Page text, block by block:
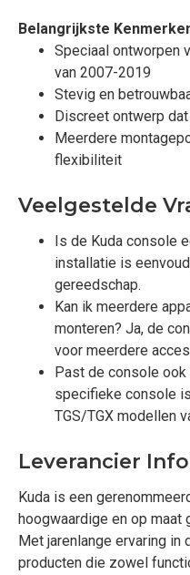
Belangrijkste
Speciaal ontworpen
van 2007-2019
Stevig en
Discreet ontwerp
Meerdere
flexibiliteit
Veelgestelde
Is de Kuda console
installatie is
gereedschap.
Kan ik meerdere
monteren? Ja, de
voor meerdere
Past de console ook
specifieke console
TGS/TGX modellen
Leverancier
Kuda is een
hoogwaardige en op maat
Met jarenlange ervaring in
producten die zowel